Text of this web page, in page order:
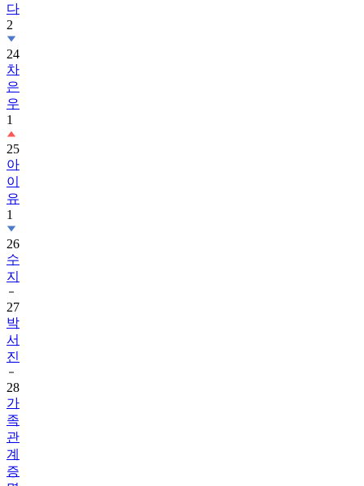
다
2
24
차
은
우
1
25
아
이
유
1
26
수
지
27
박
서
진
28
가
족
관
계
증